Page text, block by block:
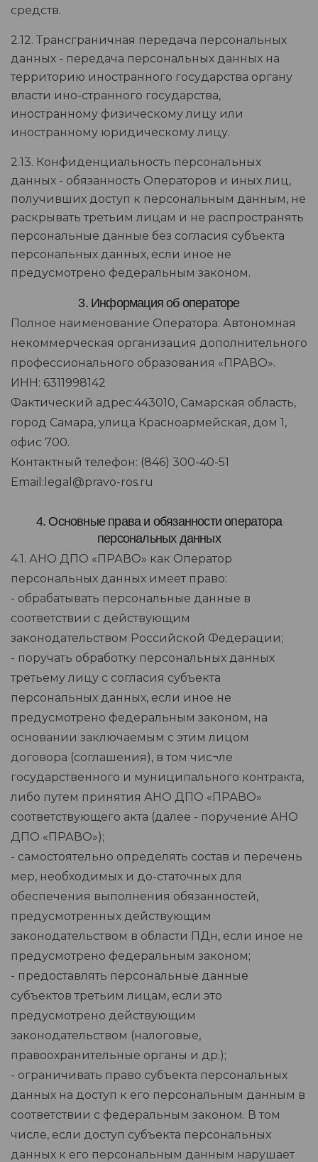
средств.
2.12. Трансграничная передача персональных
данных - передача персональных данных на
территорию иностранного государства органу
власти ино-странного государства,
иностранному физическому лицу или
иностранному юридическому лицу.
2.13. Конфиденциальность персональных
данных - обязанность Операторов и иных лиц,
получивших доступ к персональным данным, не
раскрывать третьим лицам и не распространять
персональные данные без согласия субъекта
персональных данных, если иное не
предусмотрено федеральным законом.
3. Информация об операторе
Полное наименование Оператора: Автономная
некоммерческая организация дополнительного
профессионального образования «ПРАВО».
ИНН: 6311998142
Фактический адрес:443010, Самарская область,
город Самара, улица Красноармейская, дом 1,
офис 700.
Контактный телефон: (846) 300-40-51
Email:legal@pravo-ros.ru
4. Основные права и обязанности оператора
персональных данных
4.1. АНО ДПО «ПРАВО» как Оператор
персональных данных имеет право:
- обрабатывать персональные данные в
соответствии с действующим
законодательством Российской Федерации;
- поручать обработку персональных данных
третьему лицу с согласия субъекта
персональных данных, если иное не
предусмотрено федеральным законом, на
основании заключаемым с этим лицом
договора (соглашения), в том чис¬ле
государственного и муниципального контракта,
либо путем принятия АНО ДПО «ПРАВО»
соответствующего акта (далее - поручение АНО
ДПО «ПРАВО»);
- самостоятельно определять состав и перечень
мер, необходимых и до-статочных для
обеспечения выполнения обязанностей,
предусмотренных действующим
законодательством в области ПДн, если иное не
предусмотрено федеральным законом;
- предоставлять персональные данные
субъектов третьим лицам, если это
предусмотрено действующим
законодательством (налоговые,
правоохранительные органы и др.);
- ограничивать право субъекта персональных
данных на доступ к его персональным данным в
соответствии с федеральным законом. В том
числе, если доступ субъекта персональных
данных к его персональным данным нарушает